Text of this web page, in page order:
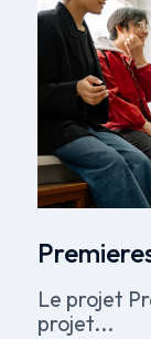
Le projet
projet...